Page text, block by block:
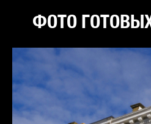
ФОТО